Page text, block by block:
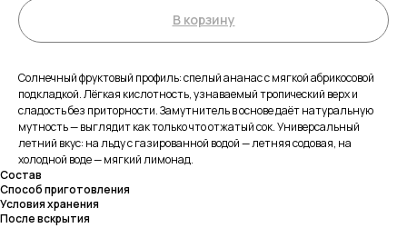
В корзину
Солнечный фруктовый профиль: спелый ананас с мягкой абрикосовой
подкладкой. Лёгкая кислотность, узнаваемый тропический верх и
сладость без приторности. Замутнитель в основе даёт натуральную
мутность — выглядит как только что отжатый сок. Универсальный
летний вкус: на льду с газированной водой — летняя содовая, на
холодной воде — мягкий лимонад.
Состав
Способ приготовления
Условия хранения
После вскрытия